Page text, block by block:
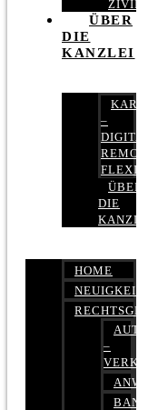
ÜBER
DIE
KANZLEI
–
DIGITAL,
REMOTE,
FLEXIBEL
ÜBER
DIE
KANZLEI
HOME
NEUIGKEITEN
–
BANK-